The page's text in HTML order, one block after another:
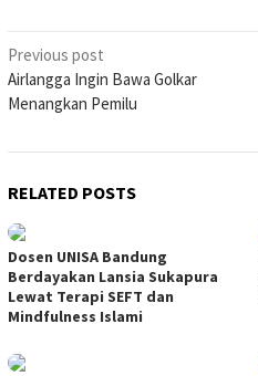
Post
navigation
Previous post
Airlangga Ingin Bawa Golkar
Menangkan Pemilu
RELATED POSTS
Dosen UNISA Bandung
Berdayakan Lansia Sukapura
Lewat Terapi SEFT dan
Mindfulness Islami